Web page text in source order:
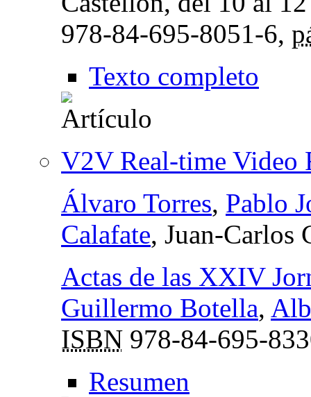
978-84-695-8051-6,
Texto completo
V2V Real-time Video
Álvaro Torres, Pablo
Calafate, Juan-Carlos
Actas de las XXIV
Guillermo Botella,
ISBN 978-84-695-
Resumen